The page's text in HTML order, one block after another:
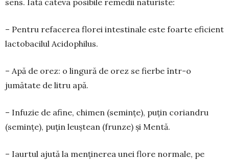
– Pen­tru refacerea florei intestinale este foarte eficient
lac­to­ba­cilul Acidophilus.
– Apă de orez: o lingură de orez se fierbe într-o
jumătate de litru apă.
– Infuzie de afi­ne, chimen (semințe), puțin co­riandru
(semințe), puțin le­uștean (frunze) și Mentă.
– Iaurtul ajută la menținerea unei flore nor­male, pe